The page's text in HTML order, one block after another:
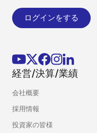
ログインをする
経営/決算/業績
会社概要
採用情報
投資家の皆様